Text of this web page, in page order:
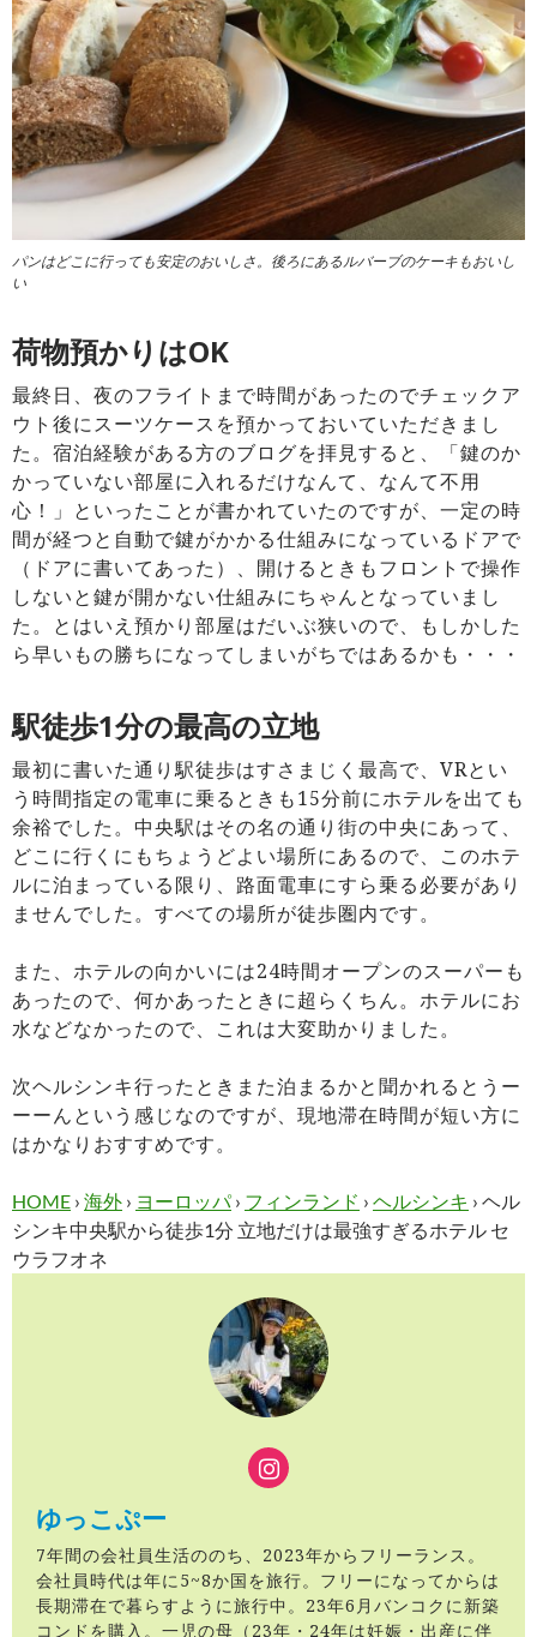
パンはどこに行っても安定のおいしさ。後ろにあるルバーブのケーキもおいし
い
荷物預かりはOK
最終日、夜のフライトまで時間があったのでチェックア
ウト後にスーツケースを預かっておいていただきまし
た。宿泊経験がある方のブログを拝見すると、「鍵のか
かっていない部屋に入れるだけなんて、なんて不用
心！」といったことが書かれていたのですが、一定の時
間が経つと自動で鍵がかかる仕組みになっているドアで
（ドアに書いてあった）、開けるときもフロントで操作
しないと鍵が開かない仕組みにちゃんとなっていまし
た。とはいえ預かり部屋はだいぶ狭いので、もしかした
ら早いもの勝ちになってしまいがちではあるかも・・・
駅徒歩1分の最高の立地
最初に書いた通り駅徒歩はすさまじく最高で、VRとい
う時間指定の電車に乗るときも15分前にホテルを出ても
余裕でした。中央駅はその名の通り街の中央にあって、
どこに行くにもちょうどよい場所にあるので、このホテ
ルに泊まっている限り、路面電車にすら乗る必要があり
ませんでした。すべての場所が徒歩圏内です。
また、ホテルの向かいには24時間オープンのスーパーも
あったので、何かあったときに超らくちん。ホテルにお
水などなかったので、これは大変助かりました。
次ヘルシンキ行ったときまた泊まるかと聞かれるとうー
ーーんという感じなのですが、現地滞在時間が短い方に
はかなりおすすめです。
HOME › 海外 › ヨーロッパ › フィンランド › ヘルシンキ › ヘル
シンキ中央駅から徒歩1分 立地だけは最強すぎるホテル セ
ウラフオネ
ゆっこぷー
7年間の会社員生活ののち、2023年からフリーランス。
会社員時代は年に5~8か国を旅行。フリーになってからは
長期滞在で暮らすように旅行中。23年6月バンコクに新築
コンドを購入。一児の母（23年・24年は妊娠・出産に伴